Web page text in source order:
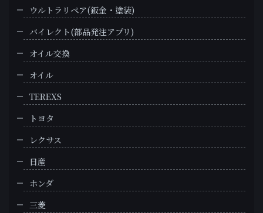
ウルトラリペア(鈑金・塗装)
バイレクト(部品発注アプリ)
オイル交換
オイル
TEREXS
トヨタ
レクサス
日産
ホンダ
三菱